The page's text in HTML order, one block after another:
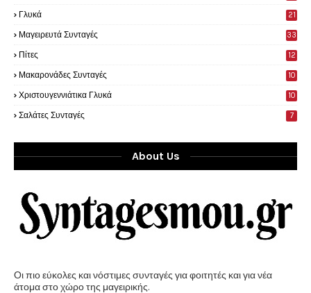
Γλυκά
21
Μαγειρευτά Συνταγές 33
Πίτες 12
Μακαρονάδες Συνταγές 10
Χριστουγεννιάτικα Γλυκά 10
Σαλάτες Συνταγές 7
About Us
Οι πιο εύκολες και νόστιμες συνταγές για φοιτητές και για νέα
άτομα στο χώρο της μαγειρικής.